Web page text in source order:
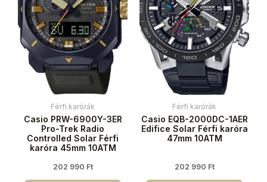
Férfi karórák
Casio PRW-6900Y-3ER
Pro-Trek Radio
Controlled Solar Férfi
karóra 45mm 10ATM
202 990 Ft
Férfi karórák
Casio EQB-2000DC-1AER
Edifice Solar Férfi karóra
47mm 10ATM
202 990 Ft